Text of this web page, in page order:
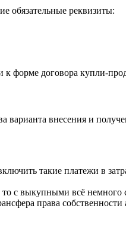
обязательные реквизиты:
к форме договора купли-
варианта внесения и
такие платежи в
с выкупными всё
права